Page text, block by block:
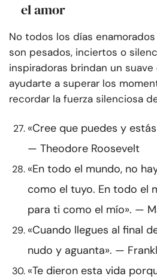
el amor
No todos los días
son pesados, inciertos o
inspiradoras brindan un
ayudarte a superar los
recordar la fuerza silenciosa
«Cree que puedes y
— Theodore Roosevelt
«En todo el mundo, no
como el tuyo. En todo el
para ti como el mío». —
«Cuando llegues al final
nudo y aguanta». —
«Te dieron esta vida